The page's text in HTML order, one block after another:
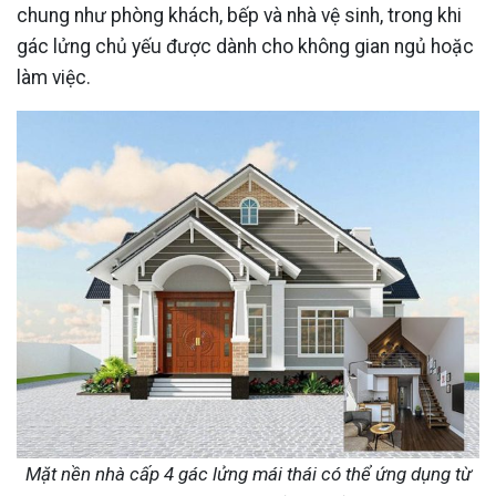
chung như phòng khách, bếp và nhà vệ sinh, trong khi
gác lửng chủ yếu được dành cho không gian ngủ hoặc
làm việc.
Mặt nền nhà cấp 4 gác lửng mái thái có thể ứng dụng từ